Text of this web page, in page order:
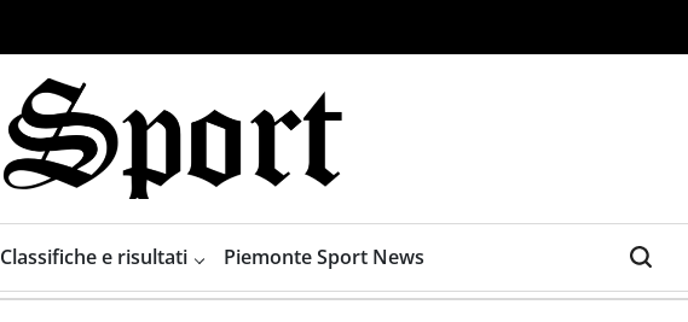
Classifiche e risultati Piemonte Sport News